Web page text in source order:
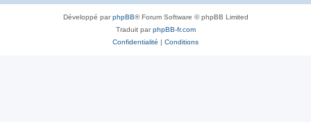
Développé parphpBB® Forum Software © phpBB Limited
Traduit parphpBB-fr.com
Confidentialité | Conditions